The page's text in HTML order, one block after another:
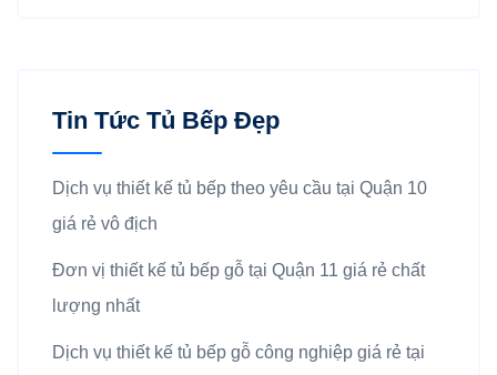
Tin Tức Tủ Bếp Đẹp
Dịch vụ thiết kế tủ bếp theo yêu cầu tại Quận 10
giá rẻ vô địch
Đơn vị thiết kế tủ bếp gỗ tại Quận 11 giá rẻ chất
lượng nhất
Dịch vụ thiết kế tủ bếp gỗ công nghiệp giá rẻ tại